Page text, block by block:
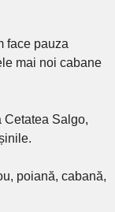
face pauza
mai noi cabane
Cetatea Salgo,
poiană, cabană,